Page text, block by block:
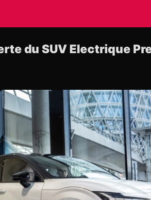
du SUV Electrique